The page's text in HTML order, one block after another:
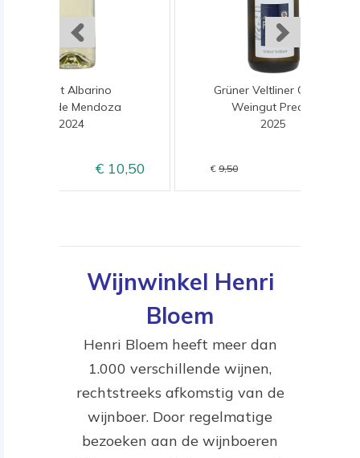
Fulget Albarino
Maior de Mendoza
2024
10,50
Grüner Veltliner Classic
Weingut Prechtl
2025
9,50
Wijnwinkel Henri
Bloem
Henri Bloem heeft meer dan
1.000 verschillende wijnen,
rechtstreeks afkomstig van de
wijnboer. Door regelmatige
bezoeken aan de wijnboeren